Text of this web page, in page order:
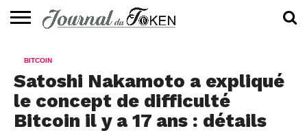
📰
EVALUATION
GUIDE
TENDANCES
À
CONTACTEZ-
BITCOIN
Satoshi Nakamoto a expliqué
le concept de difficulté
Bitcoin il y a 17 ans : détails